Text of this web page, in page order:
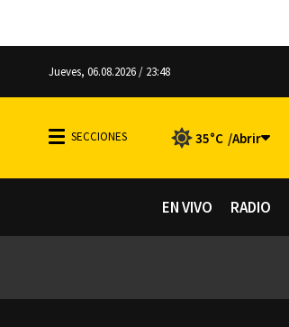
Jueves, 06.08.2026 / 23:48
35°C
EN VIVO RADIO